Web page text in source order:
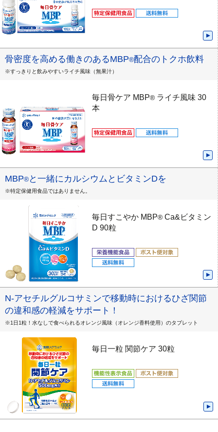
骨密度を高める働きのあるMBP®配合のトクホ飲料
※すっきりと飲みやすいライチ風味（無果汁）
毎日骨ケア MBP®ライチ風味 30
本
MBP®と一緒にカルシウムとビタミンDを
※特定保健用食品ではありません。
毎日すこやか MBP®Ca&ビタミン
D 90粒
N-アセチルグルコサミンで移動時におけるひざ関節
の違和感の軽減をサポート！
※1日1粒！水なしで食べられるオレンジ風味（オレンジ香料使用）のタブレット
毎日一粒 関節ケア 30粒